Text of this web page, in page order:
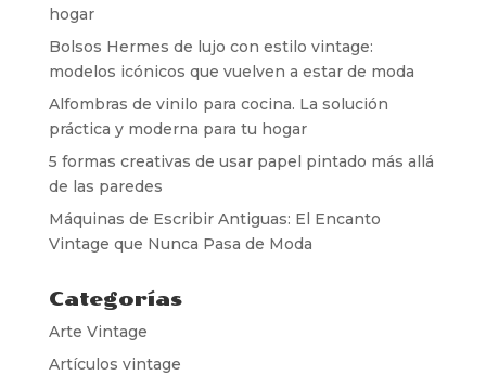
hogar
Bolsos Hermes de lujo con estilo vintage:
modelos icónicos que vuelven a estar de moda
Alfombras de vinilo para cocina. La solución
práctica y moderna para tu hogar
5 formas creativas de usar papel pintado más allá
de las paredes
Máquinas de Escribir Antiguas: El Encanto
Vintage que Nunca Pasa de Moda
Categorías
Arte Vintage
Artículos vintage